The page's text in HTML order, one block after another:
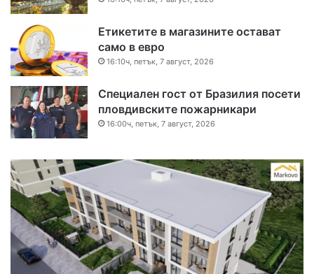
Етикетите в магазините остават
само в евро
16:10ч, петък, 7 август, 2026
Специален гост от Бразилия посети
пловдивските пожарникари
16:00ч, петък, 7 август, 2026